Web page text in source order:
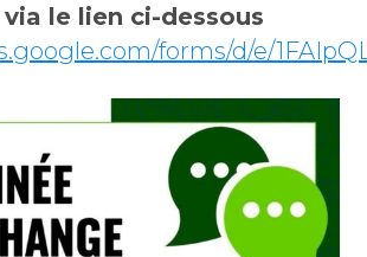
le lien ci-dessous
forms/d/e/